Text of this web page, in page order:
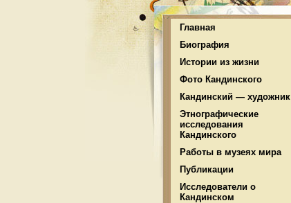
Главная
Биография
Истории из жизни
Фото Кандинского
Кандинский — художник
Этнографические
исследования
Кандинского
Работы в музеях мира
Публикации
Исследователи о
Кандинском